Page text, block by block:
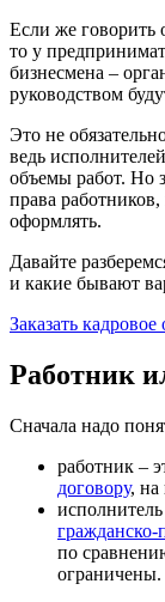
Если же говорить
то у
бизнесмена –
руководством
Это не
ведь
объемы работ. Но
права
оформлять.
Давайте
и какие бывают
Заказать
Работник
Сначала надо
работник –
договору, на
гражданско-
по
ограничены.